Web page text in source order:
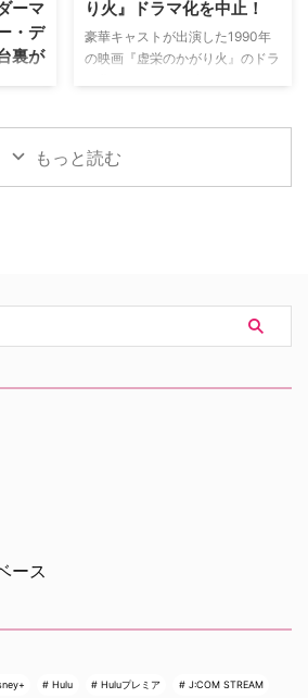
月中
オブ・
ルド・
トした本作。イギリス海峡に浮か
ぶジャージー島を舞台に、警部の
ジム・ベルジュラックが事件に挑
ーマ
・デ
裏が
画『ス
ュ
中だ。
公開さ
成 ソ
ム・
パーカ
る物
ト …
り火』ドラマ化を中止！
豪華キャストが出演した1990年
の映画『虚栄のかがり火』のドラ
ず 原作は、1987年に出版された
トム・ウルフのベストセラー小説
ンハッタンと周辺の貧困な地区と
な名声を得た …
もっと読む
ース
Hulu Huluプレミア J:COM STREAM